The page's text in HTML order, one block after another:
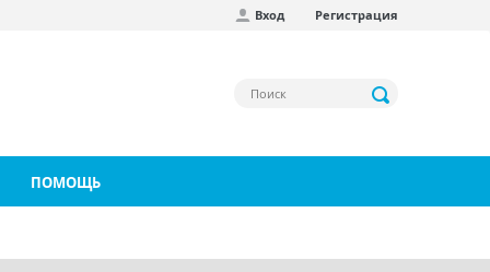
Вход Регистрация
ПОМОЩЬ